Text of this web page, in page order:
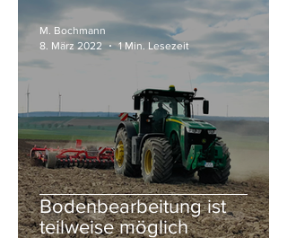
Bodenbearbeitung ist
teilweise möglich
M. Bochmann
8. März 2022
1 Min. Lesezeit